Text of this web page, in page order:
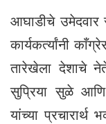
आघाडीचे उमेदवार
कार्यकर्त्यांनी
तारेखेला देशाचे
सुप्रिया सुळे
यांच्या